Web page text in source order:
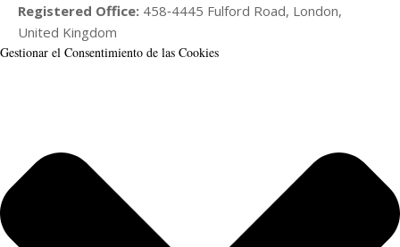
Registered Office: 458‑4445 Fulford Road, London,
United Kingdom
Gestionar el Consentimiento de las Cookies